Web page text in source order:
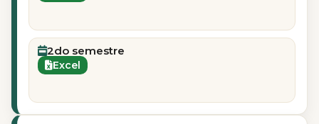
2do semestre
Excel